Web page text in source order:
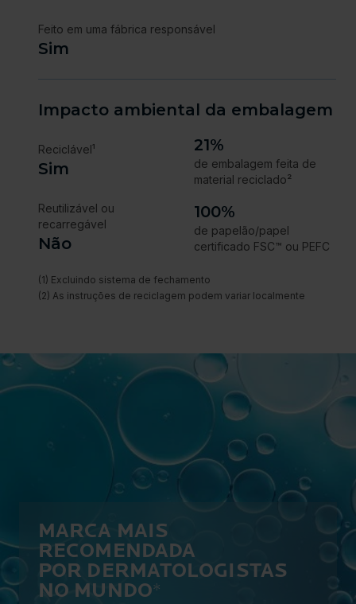
MARCA MAIS
RECOMENDADA
POR DERMATOLOGISTAS
NO MUNDO*